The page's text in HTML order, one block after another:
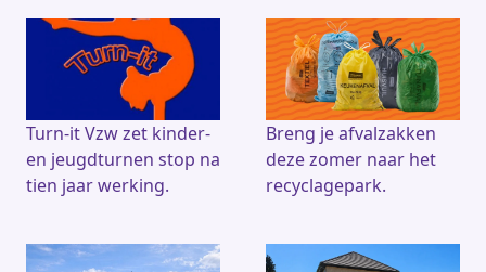
Turn-it Vzw zet kinder-
en jeugdturnen stop na
tien jaar werking.
Breng je afvalzakken
deze zomer naar het
recyclagepark.